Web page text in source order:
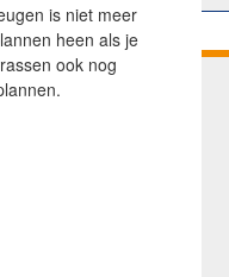
is niet meer
heen als je
ook nog